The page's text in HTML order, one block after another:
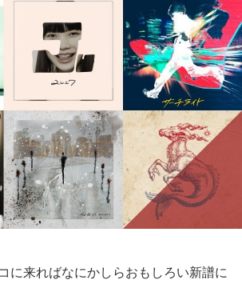
に来ればなにかしらおもしろい新譜に